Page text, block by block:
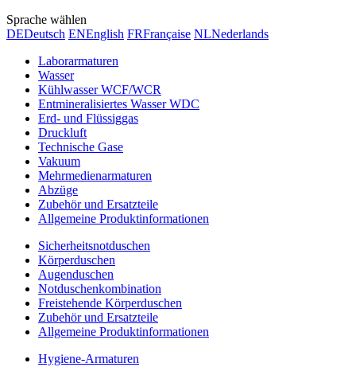
Sprache wählen
DEDeutsch ENEnglish FRFrançaise NLNederlands
Laborarmaturen
Wasser
Kühlwasser WCF/WCR
Entmineralisiertes Wasser WDC
Erd- und Flüssiggas
Druckluft
Technische Gase
Vakuum
Mehrmedienarmaturen
Abzüge
Zubehör und Ersatzteile
Allgemeine Produktinformationen
Sicherheitsnotduschen
Körperduschen
Augenduschen
Notduschenkombination
Freistehende Körperduschen
Zubehör und Ersatzteile
Allgemeine Produktinformationen
Hygiene-Armaturen